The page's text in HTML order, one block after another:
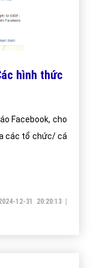
hình thức
Facebook, cho
các tổ chức/ cá
12-31 20:20:13